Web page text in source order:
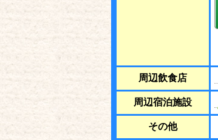
周辺飲食店
周辺宿泊施設
その他